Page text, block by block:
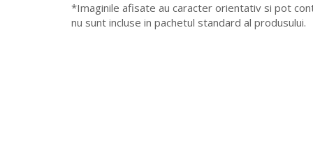
*Imaginile afisate au caracter orientativ si pot
nu sunt incluse in pachetul standard al produsului.